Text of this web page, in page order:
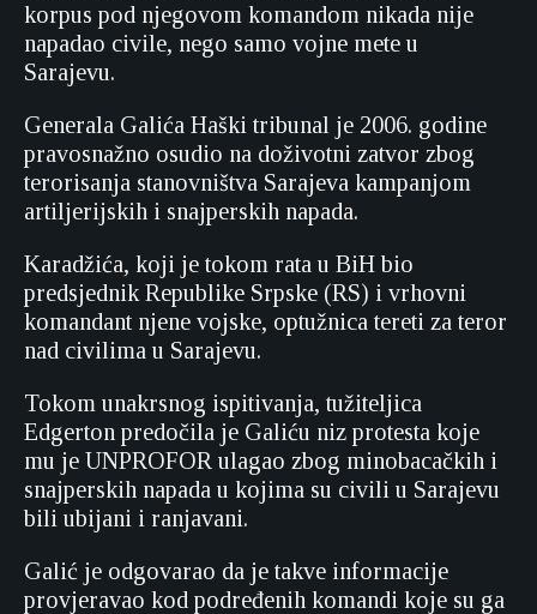
korpus pod njegovom komandom nikada nije
napadao civile, nego samo vojne mete u
Sarajevu.
Generala Galića Haški tribunal je 2006. godine
pravosnažno osudio na doživotni zatvor zbog
terorisanja stanovništva Sarajeva kampanjom
artiljerijskih i snajperskih napada.
Karadžića, koji je tokom rata u BiH bio
predsjednik Republike Srpske (RS) i vrhovni
komandant njene vojske, optužnica tereti za teror
nad civilima u Sarajevu.
Tokom unakrsnog ispitivanja, tužiteljica
Edgerton predočila je Galiću niz protesta koje
mu je UNPROFOR ulagao zbog minobacačkih i
snajperskih napada u kojima su civili u Sarajevu
bili ubijani i ranjavani.
Galić je odgovarao da je takve informacije
provjeravao kod podređenih komandi koje su ga